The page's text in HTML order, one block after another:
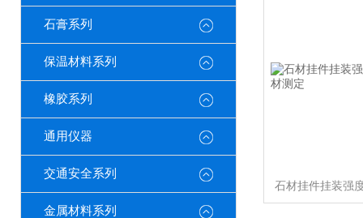
石膏系列
保温材料系列
橡胶系列
通用仪器
交通安全系列
金属材料系列